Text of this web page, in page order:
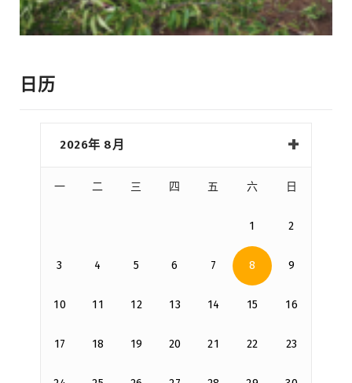
日历
2026年 8月
一 二 三 四 五 六 日
1 2
3 4 5 6 7 8 9
10 11 12 13 14 15 16
17 18 19 20 21 22 23